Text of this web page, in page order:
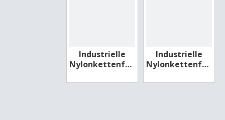
Industrielle
Nylonkettenfahrzeuge
Industrielle